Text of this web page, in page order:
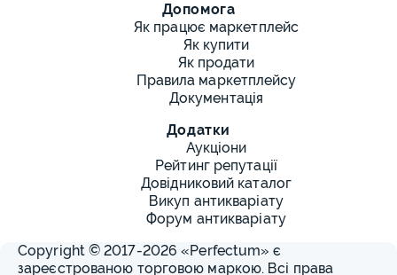
Допомога
Як працює маркетплейс
Як купити
Як продати
Правила маркетплейсу
Документація
Додатки
Аукціони
Рейтинг репутації
Довідниковий каталог
Викуп антикваріату
Форум антикваріату
Copyright © 2017-2026 «Perfectum» є
зареєстрованою торговою маркою. Всі права